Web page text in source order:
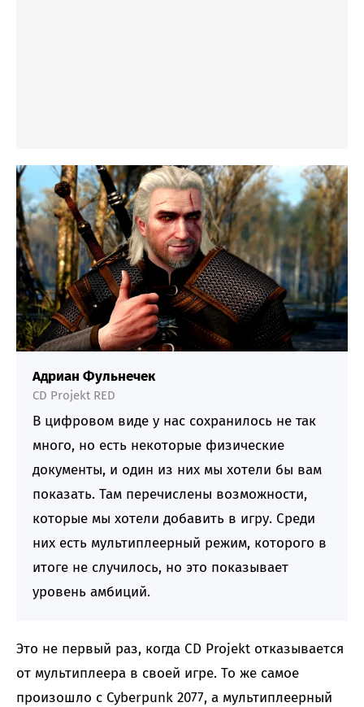
Адриан Фульнечек
CD Projekt RED
В цифровом виде у нас сохранилось не так
много, но есть некоторые физические
документы, и один из них мы хотели бы вам
показать. Там перечислены возможности,
которые мы хотели добавить в игру. Среди
них есть мультиплеерный режим, которого в
итоге не случилось, но это показывает
уровень амбиций.
Это не первый раз, когда CD Projekt отказывается
от мультиплеера в своей игре. То же самое
произошло с Cyberpunk 2077, а мультиплеерный